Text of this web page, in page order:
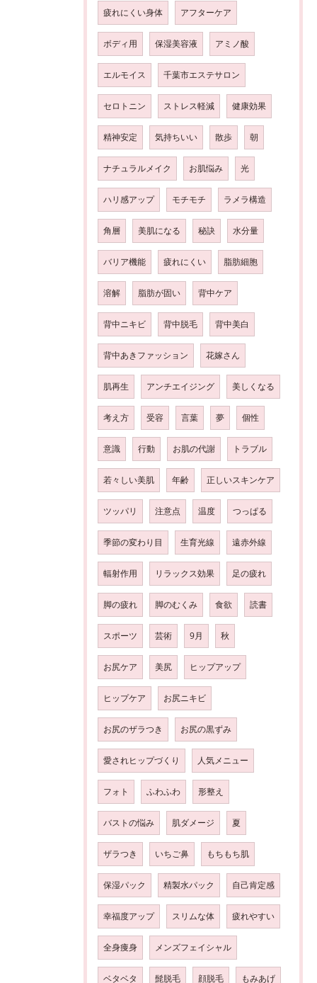
疲れにくい身体 アフターケア
ボディ用 保湿美容液 アミノ酸
エルモイス 千葉市エステサロン
セロトニン ストレス軽減 健康効果
精神安定 気持ちいい 散歩 朝
ナチュラルメイク お肌悩み 光
ハリ感アップ モチモチ ラメラ構造
角層 美肌になる 秘訣 水分量
バリア機能 疲れにくい 脂肪細胞
溶解 脂肪が固い 背中ケア
背中ニキビ 背中脱毛 背中美白
背中あきファッション 花嫁さん
肌再生 アンチエイジング 美しくなる
考え方 受容 言葉 夢 個性
意識 行動 お肌の代謝 トラブル
若々しい美肌 年齢 正しいスキンケア
ツッパリ 注意点 温度 つっぱる
季節の変わり目 生育光線 遠赤外線
輻射作用 リラックス効果 足の疲れ
脚の疲れ 脚のむくみ 食欲 読書
スポーツ 芸術 9月 秋
お尻ケア 美尻 ヒップアップ
ヒップケア お尻ニキビ
お尻のザラつき お尻の黒ずみ
愛されヒップづくり 人気メニュー
フォト ふわふわ 形整え
バストの悩み 肌ダメージ 夏
ザラつき いちご鼻 もちもち肌
保湿パック 精製水パック 自己肯定感
幸福度アップ スリムな体 疲れやすい
全身痩身 メンズフェイシャル
ベタベタ 髭脱毛 顔脱毛 もみあげ